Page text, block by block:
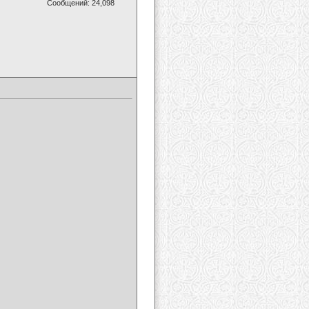
Сообщений: 24,098